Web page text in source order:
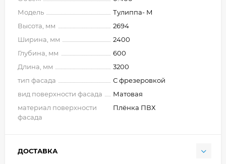
Модель
Тулиппа- М
Высота, мм
2694
Ширина, мм
2400
Глубина, мм
600
Длина, мм
3200
тип фасада
С фрезеровкой
вид поверхности фасада
Матовая
материал поверхности
фасада
Плёнка ПВХ
ДОСТАВКА